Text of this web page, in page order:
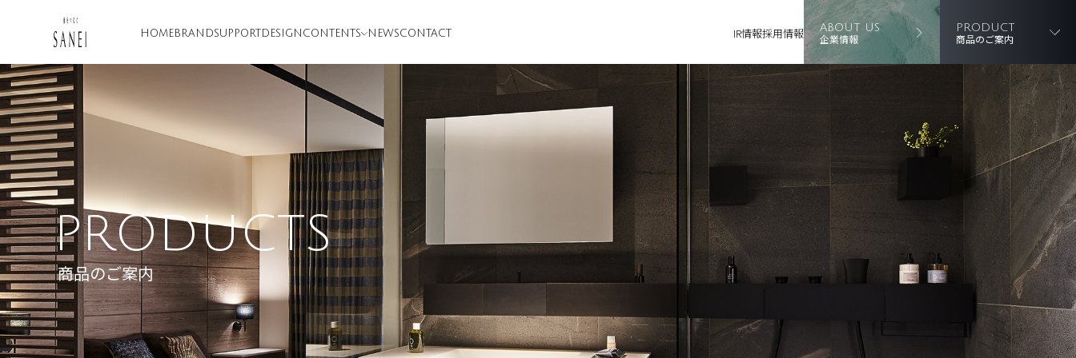
HOME BRANDSUPPORT DESIGN CONTENTS NEWSCONTACT IR情報採用情報 ABOUT US
企業情報
PRODUCT
商品のご案内
PRODUCTS
商品のご案内